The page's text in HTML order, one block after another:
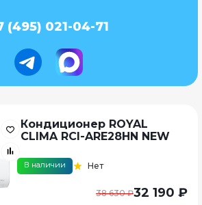
(495) 021-04-71
Кондиционер ROYAL
CLIMA RCI-ARE28HN NEW
В наличии Нет
38 630 ₽32 190 ₽